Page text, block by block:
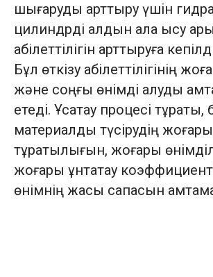
шығаруды арттыру үшін
цилиндрді алдын ала қысу
қабілеттілігін арттыруға
Бұл өткізу қабілеттілігінің
және соңғы өнімді алуды
етеді. Ұсақтау процесі тұрақты,
материалды түсірудің жоғары
тұрақтылығын, жоғары
жоғары ұнтақтау
өнімнің жақсы сапасын